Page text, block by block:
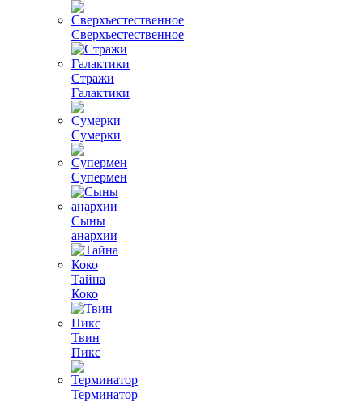
Сверхъестественное
Стражи
Галактики
Сумерки
Супермен
Сыны
анархии
Тайна
Коко
Твин
Пикс
Терминатор